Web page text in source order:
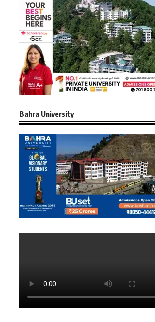
Bahra University